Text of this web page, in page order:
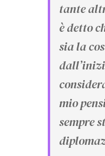
tante
è detto
sia la
mio
sempre